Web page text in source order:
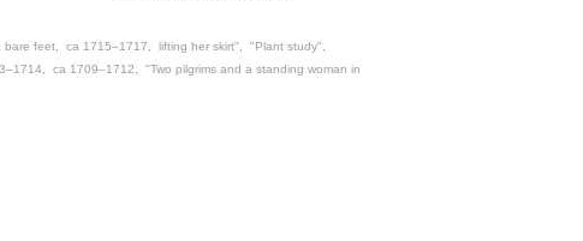
bare feet ca 1715–1717 lifting her skirt" "Plant study"
ca 1709–1712
"Two pilgrims and a standing woman in